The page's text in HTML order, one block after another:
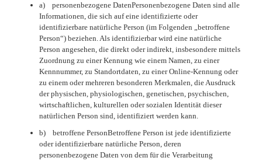
a) personenbezogene DatenPersonenbezogene Daten sind alle
Informationen, die sich auf eine identifizierte oder
identifizierbare natürliche Person (im Folgenden „betroffene
Person“) beziehen. Als identifizierbar wird eine natürliche
Person angesehen, die direkt oder indirekt, insbesondere mittels
Zuordnung zu einer Kennung wie einem Namen, zu einer
Kennnummer, zu Standortdaten, zu einer Online-Kennung oder
zu einem oder mehreren besonderen Merkmalen, die Ausdruck
der physischen, physiologischen, genetischen, psychischen,
wirtschaftlichen, kulturellen oder sozialen Identität dieser
natürlichen Person sind, identifiziert werden kann.
b) betroffene PersonBetroffene Person ist jede identifizierte
oder identifizierbare natürliche Person, deren
personenbezogene Daten von dem für die Verarbeitung